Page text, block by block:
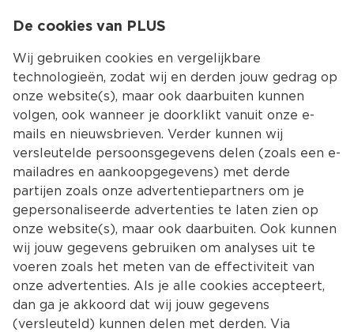
Kies jouw
De cookies van PLUS
Wij gebruiken cookies en vergelijkbare
technologieën, zodat wij en derden jouw gedrag op
onze website(s), maar ook daarbuiten kunnen
volgen, ook wanneer je doorklikt vanuit onze e-
mails en nieuwsbrieven. Verder kunnen wij
versleutelde persoonsgegevens delen (zoals een e-
mailadres en aankoopgegevens) met derde
partijen zoals onze advertentiepartners om je
gepersonaliseerde advertenties te laten zien op
onze website(s), maar ook daarbuiten. Ook kunnen
wij jouw gegevens gebruiken om analyses uit te
voeren zoals het meten van de effectiviteit van
onze advertenties. Als je alle cookies accepteert,
dan ga je akkoord dat wij jouw gegevens
(versleuteld) kunnen delen met derden. Via